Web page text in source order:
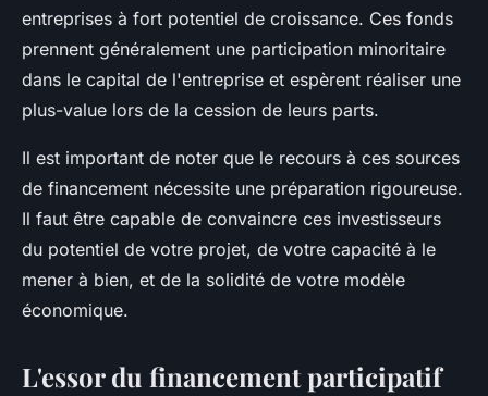
entreprises à fort potentiel de croissance. Ces fonds
prennent généralement une participation minoritaire
dans le capital de l'entreprise et espèrent réaliser une
plus-value lors de la cession de leurs parts.
Il est important de noter que le recours à ces sources
de financement nécessite une préparation rigoureuse.
Il faut être capable de convaincre ces investisseurs
du potentiel de votre projet, de votre capacité à le
mener à bien, et de la solidité de votre modèle
économique.
L'essor du financement participatif